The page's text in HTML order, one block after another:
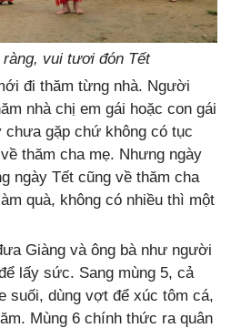
vui tươi đón Tết
đi thăm từng nhà. Người
nhà chị em gái hoặc con gái
chưa gặp chứ không có tục
thăm cha mẹ. Nhưng ngày
ngày Tết cũng về thăm cha
quà, không có nhiều thì một
Giàng và ông bà như người
lấy sức. Sang mùng 5, cả
suối, dùng vợt để xúc tôm cá,
Mùng 6 chính thức ra quân